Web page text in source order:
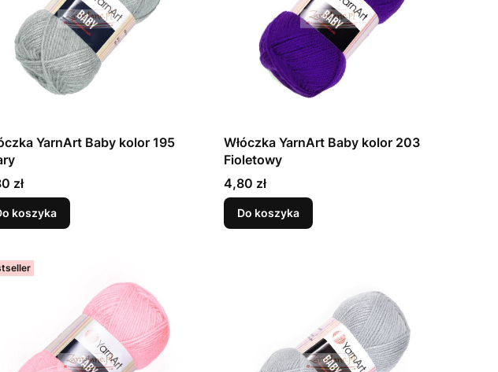
YarnArt Baby kolor 195
zł
koszyka
Włóczka YarnArt Baby kolor 203
Fioletowy
Cena
4,80 zł
Do koszyka